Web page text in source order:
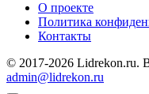
О проекте
Политика
Контакты
© 2017-2026 Lidrekon.ru.
admin@lidrekon.ru